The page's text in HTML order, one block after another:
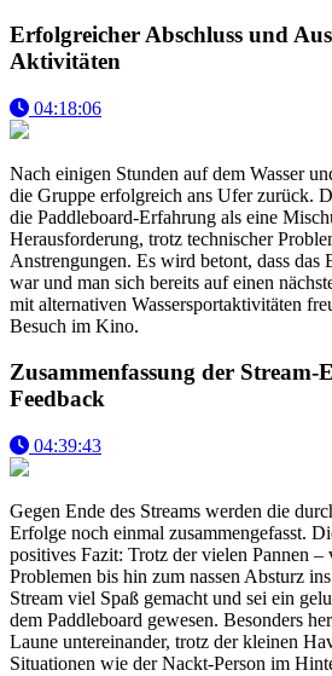
Erfolgreicher Abschluss und
Aktivitäten
04:18:06
Nach einigen Stunden auf dem Wasser
die Gruppe erfolgreich ans Ufer zurück.
die Paddleboard-Erfahrung als eine
Herausforderung, trotz technischer
Anstrengungen. Es wird betont, dass
war und man sich bereits auf einen
mit alternativen Wassersportaktivitäten
Besuch im Kino.
Zusammenfassung der
Feedback
04:39:43
Gegen Ende des Streams werden die
Erfolge noch einmal zusammengefasst.
positives Fazit: Trotz der vielen Pannen –
Problemen bis hin zum nassen Absturz
Stream viel Spaß gemacht und sei ein
dem Paddleboard gewesen. Besonders
Laune untereinander, trotz der kleinen
Situationen wie der Nackt-Person im